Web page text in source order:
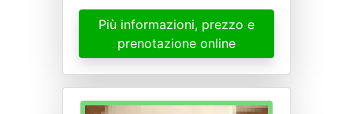
Più informazioni, prezzo e
prenotazione online